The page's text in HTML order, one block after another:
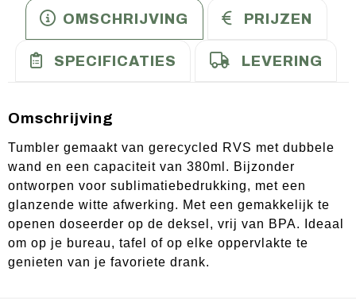
OMSCHRIJVING PRIJZEN
SPECIFICATIES LEVERING
Omschrijving
Tumbler gemaakt van gerecycled RVS met dubbele
wand en een capaciteit van 380ml. Bijzonder
ontworpen voor sublimatiebedrukking, met een
glanzende witte afwerking. Met een gemakkelijk te
openen doseerder op de deksel, vrij van BPA. Ideaal
om op je bureau, tafel of op elke oppervlakte te
genieten van je favoriete drank.